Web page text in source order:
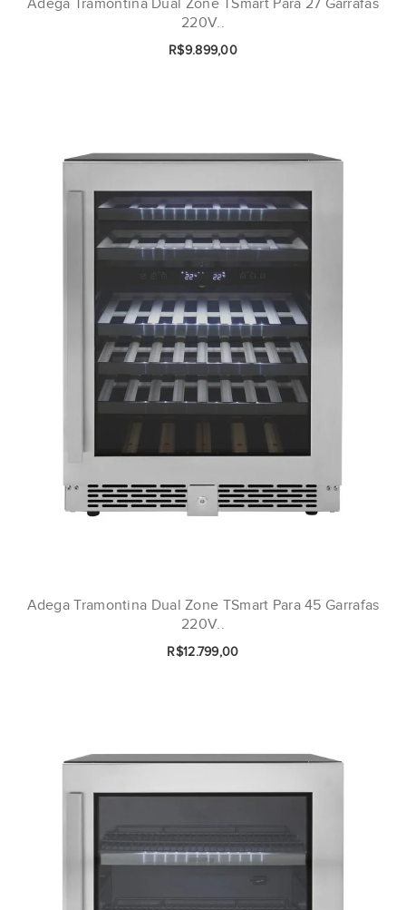
Adega Tramontina Dual Zone TSmart Para 27 Garrafas
220V..
R$9.899,00
Adega Tramontina Dual Zone TSmart Para 45 Garrafas
220V..
R$12.799,00